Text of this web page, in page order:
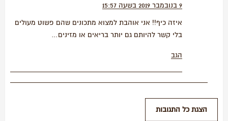
9 בנובמבר 2019 בשעה 15:57
איזה כיף!! אני אוהבת למצוא מתכונים שהם פשוט מעולים
בלי קשר להיותם גם יותר בריאים או מזינים…
הגב